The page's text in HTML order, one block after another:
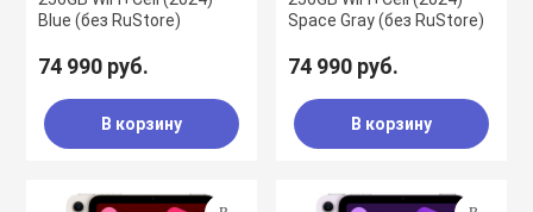
Blue (без RuStore)
74 990 руб.
В корзину
Space Gray (без RuStore)
74 990 руб.
В корзину